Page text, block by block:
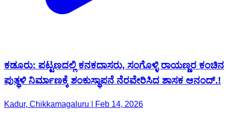
ಕಡೂರು: ಪಟ್ಟಣದಲ್ಲಿ ಕನಕದಾಸರು, ಸಂಗೊಳ್ಳಿ ರಾಯಣ್ಣರ ಕಂಚಿನ
ಪುತ್ಥಳಿ ನಿರ್ಮಾಣಕ್ಕೆ ಶಂಕುಸ್ಥಾಪನೆ ನೆರವೇರಿಸಿದ ಶಾಸಕ ಆನಂದ್.!
Kadur, Chikkamagaluru | Feb 14, 2026